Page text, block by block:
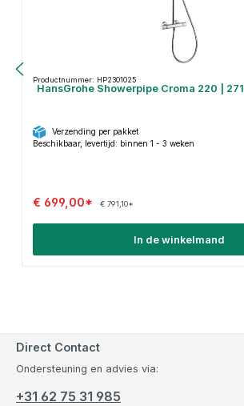
Productnummer: HP2301025
HansGrohe Showerpipe Croma 220 |
Verzending per pakket
Beschikbaar, levertijd: binnen 1 - 3 weken
€ 699,00* € 791,10*
In de winkelmand
Direct Contact
Ondersteuning en advies via:
+31 62 75 31 985